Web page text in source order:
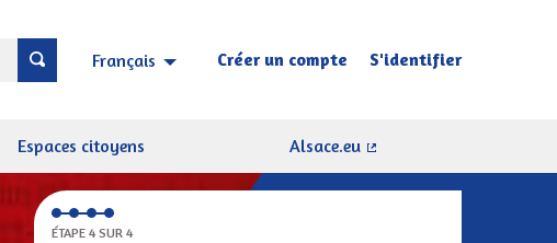
Français Choisir la langue Sprache wählen
Créer un compte S'identifier
Espaces citoyens
Alsace.eu
ÉTAPE 4 SUR 4